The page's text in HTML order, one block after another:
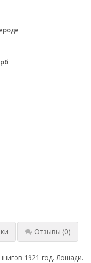
Отзывы (0)
1921 год. Лошади.